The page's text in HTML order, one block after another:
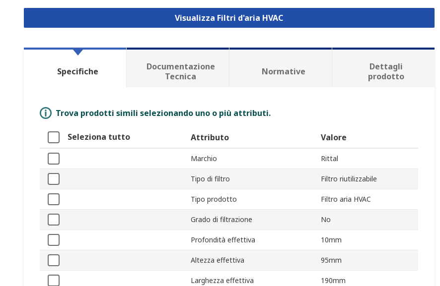
Visualizza Filtri d'aria HVAC
Specifiche
Documentazione
Tecnica
Normative
Dettagli
prodotto
Trova prodotti simili selezionando uno o più attributi.
Seleziona tutto Attributo Valore
Marchio Rittal
Tipo di filtro Filtro riutilizzabile
Tipo prodotto Filtro aria HVAC
Grado di filtrazione No
Profondità effettiva 10mm
Altezza effettiva 95mm
Larghezza effettiva 190mm